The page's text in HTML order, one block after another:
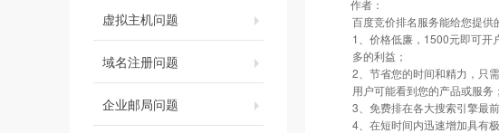
虚拟主机问题
域名注册问题
企业邮局问题
作者：
百度竞价排名服务能给您提供
1、价格低廉，1500元即可开
多的利益；
2、节省您的时间和精力，只
用户可能看到您的产品或服务；
3、免费排在各大搜索引擎最
4、在短时间内迅速增加具有